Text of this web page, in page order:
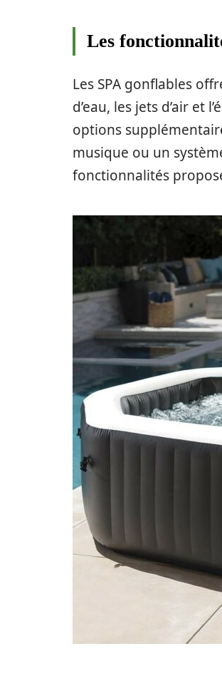
Les
Les SPA gonflables
d’eau, les jets d’air et
options
musique ou un
fonctionnalités